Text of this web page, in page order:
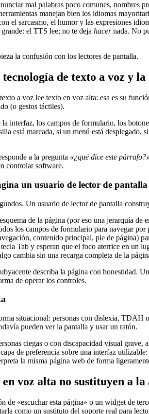
mal palabras poco comunes, nombres
manejan bien los idiomas
el sarcasmo, el humor y las expresiones
el TTS lee; no te deja hacernada. No
la confusión con los lectores de pantalla.
de texto a voz y
a voz lee texto en voz alta: esa es su
(o gestos táctiles).
interfaz, los campos de formulario, los
está marcada, si un menú está
a la pregunta «¿qué dice este párrafo?»
controlar software.
un usuario de lector de pantalla
Un usuario de lector de pantalla
de la página (por eso una jerarquía de
los campos de formulario para navegar
contenido principal, pie de página)
Tab y esperan que el foco aterrice en un
cambia sin una recarga completa de la
describa la página con honestidad.
de operar los controles.
situacional: personas con dislexia, TDAH
pueden ver la pantalla y usar un ratón.
ciegas o con discapacidad visual
de preferencia sobre una interfaz utilizable:
la misma página web de forma
voz alta no sustituyen a
de «escuchar esta página» o un widget de
como un sustituto del soporte real para